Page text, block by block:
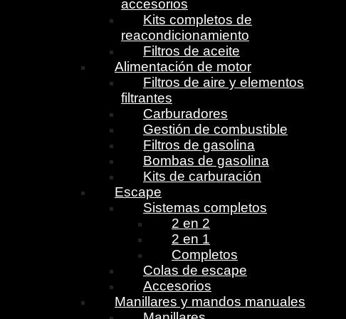
accesorios
Kits completos de
reacondicionamiento
Filtros de aceite
Alimentación de motor
Filtros de aire y elementos
filtrantes
Carburadores
Gestión de combustible
Filtros de gasolina
Bombas de gasolina
Kits de carburación
Escape
Sistemas completos
2 en 2
2 en 1
Completos
Colas de escape
Accesorios
Manillares y mandos manuales